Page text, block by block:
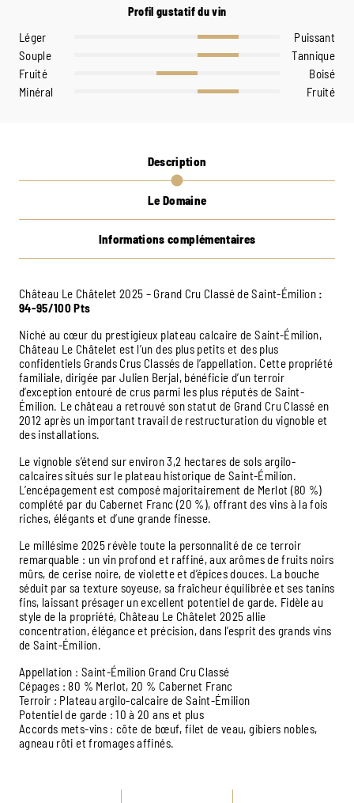
Profil gustatif du vin
Léger
Puissant
Souple
Tannique
Fruité
Boisé
Minéral
Fruité
Description
Le Domaine
Informations complémentaires
Château Le Châtelet 2025 – Grand Cru Classé de Saint-Émilion :
94-95/100 Pts
Niché au cœur du prestigieux plateau calcaire de Saint-Émilion,
Château Le Châtelet est l’un des plus petits et des plus
confidentiels Grands Crus Classés de l’appellation. Cette propriété
familiale, dirigée par Julien Berjal, bénéficie d’un terroir
d’exception entouré de crus parmi les plus réputés de Saint-
Émilion. Le château a retrouvé son statut de Grand Cru Classé en
2012 après un important travail de restructuration du vignoble et
des installations.
Le vignoble s’étend sur environ 3,2 hectares de sols argilo-
calcaires situés sur le plateau historique de Saint-Émilion.
L’encépagement est composé majoritairement de Merlot (80 %)
complété par du Cabernet Franc (20 %), offrant des vins à la fois
riches, élégants et d’une grande finesse.
Le millésime 2025 révèle toute la personnalité de ce terroir
remarquable : un vin profond et raffiné, aux arômes de fruits noirs
mûrs, de cerise noire, de violette et d’épices douces. La bouche
séduit par sa texture soyeuse, sa fraîcheur équilibrée et ses tanins
fins, laissant présager un excellent potentiel de garde. Fidèle au
style de la propriété, Château Le Châtelet 2025 allie
concentration, élégance et précision, dans l’esprit des grands vins
de Saint-Émilion.
Appellation : Saint-Émilion Grand Cru Classé
Cépages : 80 % Merlot, 20 % Cabernet Franc
Terroir : Plateau argilo-calcaire de Saint-Émilion
Potentiel de garde : 10 à 20 ans et plus
Accords mets-vins : côte de bœuf, filet de veau, gibiers nobles,
agneau rôti et fromages affinés.